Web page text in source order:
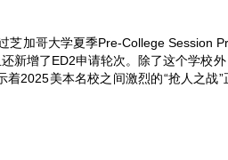
芝加哥大学夏季Pre-College Session
新增了ED2申请轮次。除了这个学校
着2025美本名校之间激烈的“抢人之战